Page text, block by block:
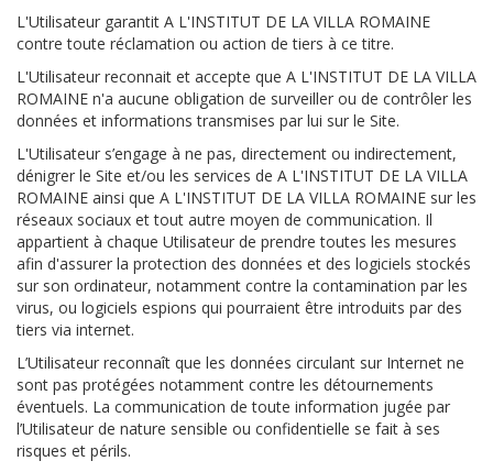
L'Utilisateur garantit A L'INSTITUT DE LA VILLA ROMAINE
contre toute réclamation ou action de tiers à ce titre.
L'Utilisateur reconnait et accepte que A L'INSTITUT DE LA VILLA
ROMAINE n'a aucune obligation de surveiller ou de contrôler les
données et informations transmises par lui sur le Site.
L'Utilisateur s’engage à ne pas, directement ou indirectement,
dénigrer le Site et/ou les services de A L'INSTITUT DE LA VILLA
ROMAINE ainsi que A L'INSTITUT DE LA VILLA ROMAINE sur les
réseaux sociaux et tout autre moyen de communication. Il
appartient à chaque Utilisateur de prendre toutes les mesures
afin d'assurer la protection des données et des logiciels stockés
sur son ordinateur, notamment contre la contamination par les
virus, ou logiciels espions qui pourraient être introduits par des
tiers via internet.
L’Utilisateur reconnaît que les données circulant sur Internet ne
sont pas protégées notamment contre les détournements
éventuels. La communication de toute information jugée par
l’Utilisateur de nature sensible ou confidentielle se fait à ses
risques et périls.